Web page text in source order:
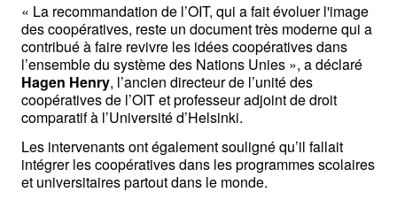
« La recommandation de l’OIT, qui a fait évoluer l'image
des coopératives, reste un document très moderne qui a
contribué à faire revivre les idées coopératives dans
Hagen Henry, l’ancien directeur de l’unité des
coopératives de l’OIT et professeur adjoint de droit
comparatif à l’Université d’Helsinki.
Les intervenants ont également souligné qu’il fallait
intégrer les coopératives dans les programmes scolaires
et universitaires partout dans le monde.